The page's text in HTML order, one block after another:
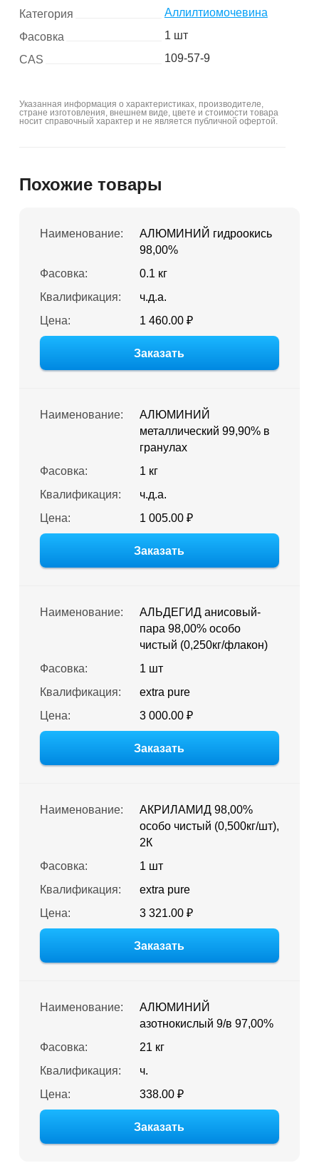
Категория
Аллилтиомочевина
Фасовка
1 шт
CAS
109-57-9
Указанная информация о характеристиках, производителе,
стране изготовления, внешнем виде, цвете и стоимости товара
носит справочный характер и не является публичной офертой.
Похожие товары
Наименование:
АЛЮМИНИЙ гидроокись
98,00%
Фасовка:
0.1 кг
Квалификация:
ч.д.а.
Цена:
1 460.00 ₽
Заказать
Наименование:
АЛЮМИНИЙ
металлический 99,90% в
гранулах
Фасовка:
1 кг
Квалификация:
ч.д.а.
Цена:
1 005.00 ₽
Заказать
Наименование:
АЛЬДЕГИД анисовый-
пара 98,00% особо
чистый (0,250кг/флакон)
Фасовка:
1 шт
Квалификация:
extra pure
Цена:
3 000.00 ₽
Заказать
Наименование:
АКРИЛАМИД 98,00%
особо чистый (0,500кг/шт),
2К
Фасовка:
1 шт
Квалификация:
extra pure
Цена:
3 321.00 ₽
Заказать
Наименование:
АЛЮМИНИЙ
азотнокислый 9/в 97,00%
Фасовка:
21 кг
Квалификация:
ч.
Цена:
338.00 ₽
Заказать